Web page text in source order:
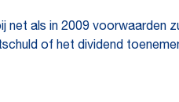
als in 2009 voorwaarden
of het dividend